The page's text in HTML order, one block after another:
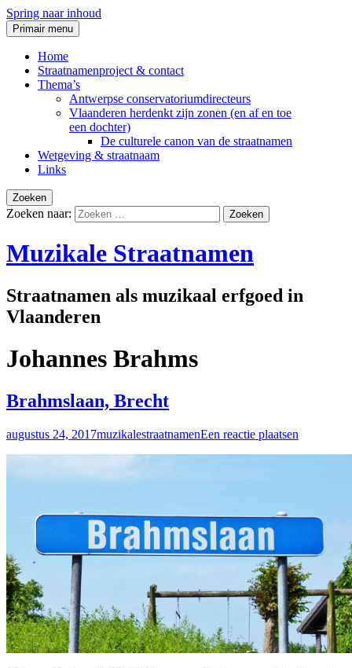
Spring naar inhoud
Primair menu
Home
Straatnamenproject & contact
Thema’s
Antwerpse conservatoriumdirecteurs
Vlaanderen herdenkt zijn zonen (en af en toe
een dochter)
De culturele canon van de straatnamen
Wetgeving & straatnaam
Links
Zoeken
Zoeken naar:
Muzikale Straatnamen
Straatnamen als muzikaal erfgoed in
Vlaanderen
Johannes Brahms
Brahmslaan, Brecht
augustus 24, 2017muzikalestraatnamenEen reactie plaatsen